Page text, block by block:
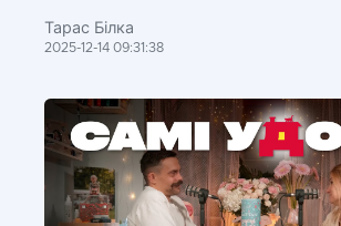
Тарас Білка
2025-12-14 09:31:38